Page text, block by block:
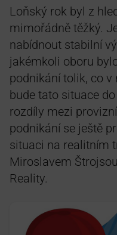
Loňský rok byl z
mimořádně těžký.
nabídnout stabilní
jakémkoli oboru
podnikání tolik, co
bude tato situace
rozdíly mezi
podnikání se ještě
situaci na realitním
Miroslavem
Reality.